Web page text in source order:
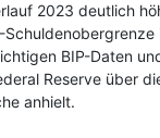
2023 deutlich
Schuldenobergrenze
BIP-Daten
Reserve über
anhielt.